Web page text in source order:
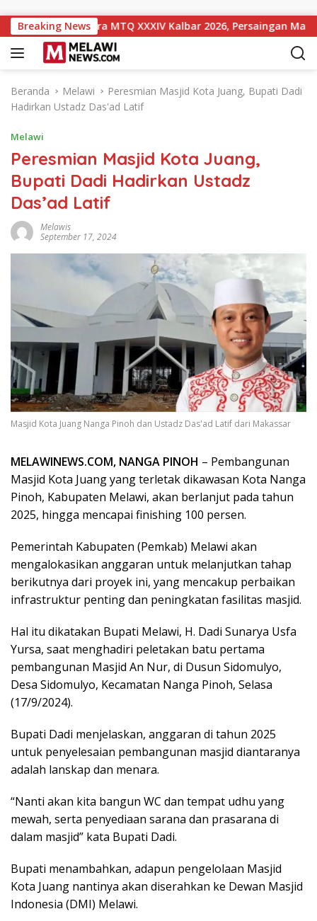
Breaking News
Sementara MTQ XXXIV Kalbar 2026, Persaingan Masih
Beranda Melawi
Peresmian Masjid Kota Juang, Bupati Dadi
Hadirkan Ustadz Das'ad Latif
Melawi
Peresmian Masjid Kota Juang,
Bupati Dadi Hadirkan Ustadz
Das’ad Latif
Melawis
September 17, 2024
Masjid Kota Juang Nanga Pinoh dan Ustadz Das'ad Latif dari Makassar
MELAWINEWS.COM, NANGA PINOH – Pembangunan
Masjid Kota Juang yang terletak dikawasan Kota Nanga
Pinoh, Kabupaten Melawi, akan berlanjut pada tahun
2025, hingga mencapai finishing 100 persen.
Pemerintah Kabupaten (Pemkab) Melawi akan
mengalokasikan anggaran untuk melanjutkan tahap
berikutnya dari proyek ini, yang mencakup perbaikan
infrastruktur penting dan peningkatan fasilitas masjid.
Hal itu dikatakan Bupati Melawi, H. Dadi Sunarya Usfa
Yursa, saat menghadiri peletakan batu pertama
pembangunan Masjid An Nur, di Dusun Sidomulyo,
Desa Sidomulyo, Kecamatan Nanga Pinoh, Selasa
(17/9/2024).
Bupati Dadi menjelaskan, anggaran di tahun 2025
untuk penyelesaian pembangunan masjid diantaranya
adalah lanskap dan menara.
“Nanti akan kita bangun WC dan tempat udhu yang
mewah, serta penyediaan sarana dan prasarana di
dalam masjid” kata Bupati Dadi.
Bupati menambahkan, adapun pengelolaan Masjid
Kota Juang nantinya akan diserahkan ke Dewan Masjid
Indonesia (DMI) Melawi.